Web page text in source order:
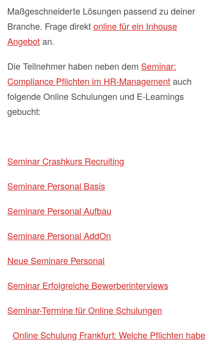
Maßgeschneiderte Lösungen passend zu deiner
Branche. Frage direktonline für ein Inhouse
Angebotan.
Die Teilnehmer haben neben dem Seminar:
Compliance Pflichten im HR-Managementauch
folgende Online Schulungen und E-Learnings
gebucht:
Seminar Crashkurs Recruiting
Seminare Personal Basis
Seminare Personal Aufbau
Seminare Personal AddOn
Neue Seminare Personal
Seminar Erfolgreiche Bewerberinterviews
Seminar-Termine für Online Schulungen
Online Schulung Frankfurt: Welche Pflichten habe